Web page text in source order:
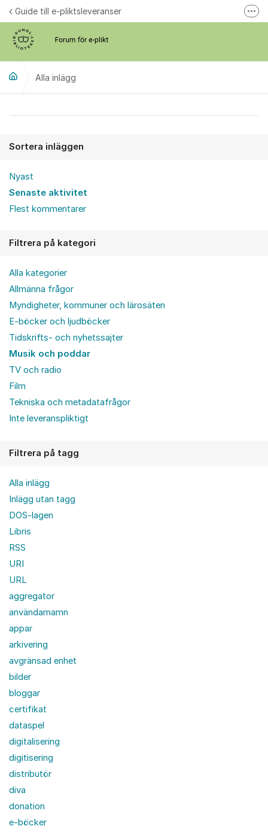
Hoppa till innehåll
Guide till e-pliktsleveranser
Alla inlägg
Sortera inläggen
Nyast
Senaste aktivitet
Flest kommentarer
Filtrera på kategori
Alla kategorier
Allmänna frågor
Myndigheter, kommuner och lärosäten
E-böcker och ljudböcker
Tidskrifts- och nyhetssajter
Musik och poddar
TV och radio
Film
Tekniska och metadatafrågor
Inte leveranspliktigt
Filtrera på tagg
Alla inlägg
Inlägg utan tagg
DOS-lagen
Libris
RSS
URI
URL
aggregator
användarnamn
appar
arkivering
avgränsad enhet
bilder
bloggar
certifikat
dataspel
digitalisering
digitisering
distributör
diva
donation
e-böcker